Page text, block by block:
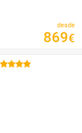
desde
869€